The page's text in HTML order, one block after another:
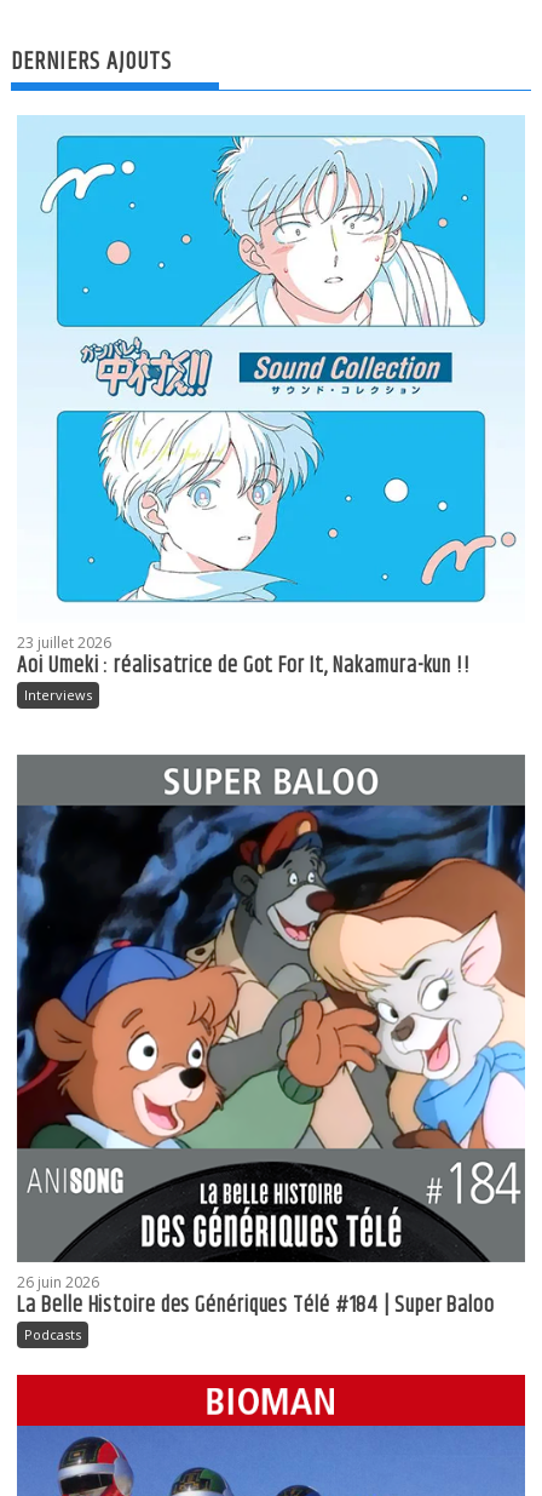
DERNIERS AJOUTS
23 juillet 2026
Aoi Umeki : réalisatrice de Got For It, Nakamura-kun !!
Interviews
26 juin 2026
La Belle Histoire des Génériques Télé #184 | Super Baloo
Podcasts